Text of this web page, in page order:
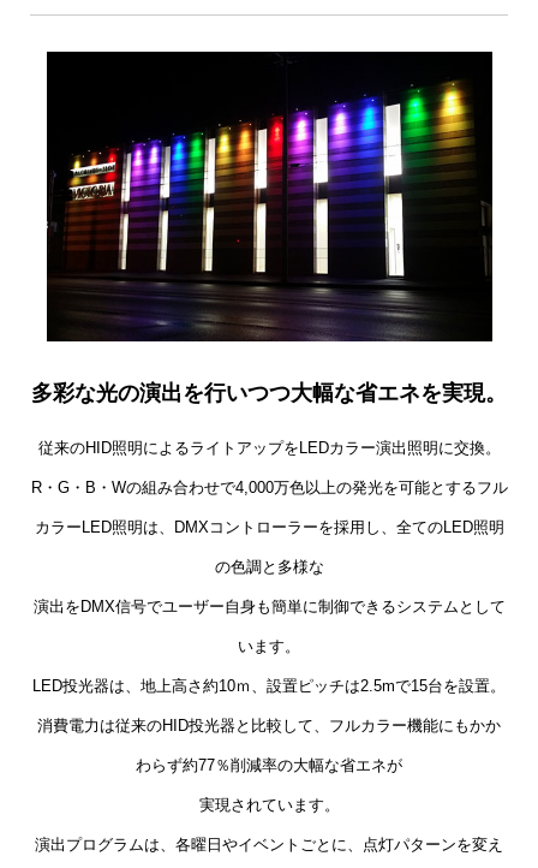
多彩な光の演出を行いつつ大幅な省エネを実現。
従来のHID照明によるライトアップをLEDカラー演出照明に交換。
R・G・B・Wの組み合わせで4,000万色以上の発光を可能とするフル
カラーLED照明は、DMXコントローラーを採用し、全てのLED照明
の色調と多様な
演出をDMX信号でユーザー自身も簡単に制御できるシステムとして
います。
LED投光器は、地上高さ約10ｍ、設置ピッチは2.5mで15台を設置。
消費電力は従来のHID投光器と比較して、フルカラー機能にもかか
わらず約77％削減率の大幅な省エネが
実現されています。
演出プログラムは、各曜日やイベントごとに、点灯パターンを変え